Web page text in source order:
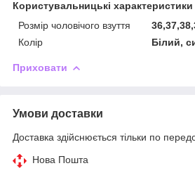
Користувальницькі характеристики
Розмір чоловічого взуття
Колір
Білий,
Приховати
Умови доставки
Доставка здійснюється тільки по
Нова Пошта